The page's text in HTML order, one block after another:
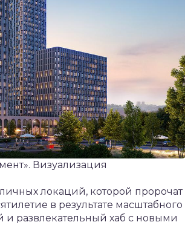
Визуализация
локаций, которой пророчат
в результате масштабного
и развлекательный хаб с новыми